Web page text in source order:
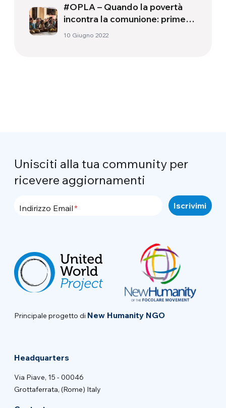
#OPLA – Quando la povertà
incontra la comunione: prime
pagine di una storia lunga 31
10 Giugno 2022
Unisciti alla tua community per
ricevere aggiornamenti
Indirizzo Email
Principale progetto di New Humanity NGO
Headquarters
Via Piave, 15 - 00046
Grottaferrata, (Rome) Italy